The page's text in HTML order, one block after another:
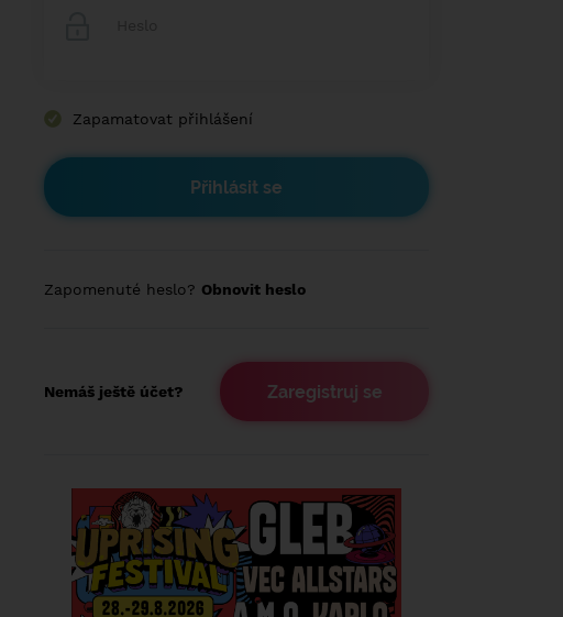
Zapamatovat přihlášení
Zapomenuté heslo? Obnovit heslo
Nemáš ještě účet? Zaregistruj se